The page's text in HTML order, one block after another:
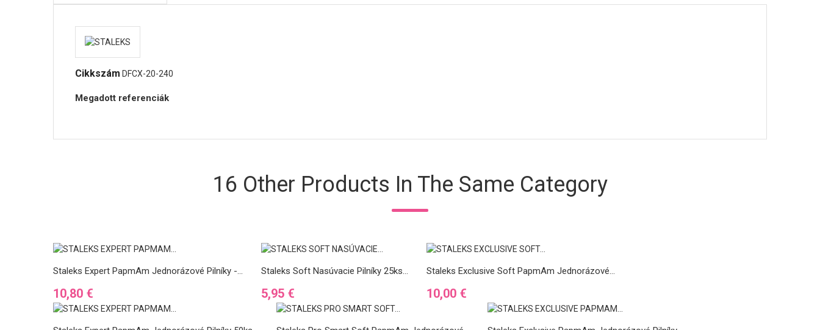
Cikkszám DFCX-20-240
Megadott referenciák
16 Other Products In The Same Category
Staleks Expert PapmAm Jednorázové Pilníky -...
Cena
10,80 €
Staleks Soft Nasúvacie Pilníky 25ks...
Cena
5,95 €
Staleks Exclusive Soft PapmAm Jednorázové...
Cena
10,00 €